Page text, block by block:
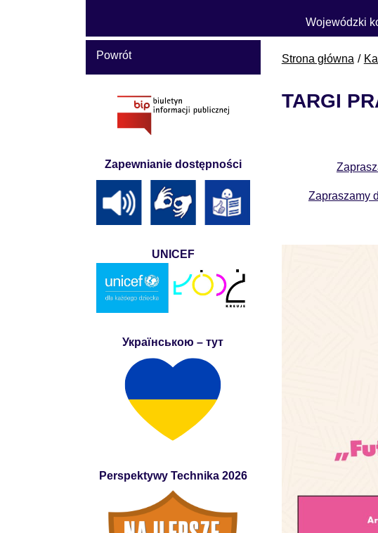
Wojewódzki
Strona główna
TARGI
Zapraszamy
Powrót
Zapewnianie dostępności
UNICEF
Українською – тут
Perspektywy Technika 2026